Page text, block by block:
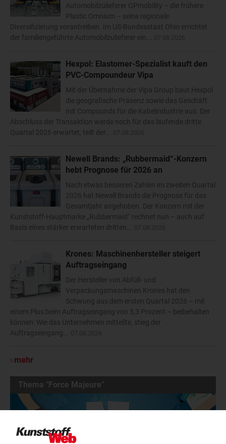
Automobilzulieferer OPmobility – die frühere
Plastic Omnium – seine regionale
Diversifizierung vorantreiben. Im US-Bundesstaat Ohio errichtet
der familiengeführte Automobilzulieferer ein...
Hexpol: Elastomer-Spezialist kauft den
PVC-Compoundeur Vipa
Mit der Übernahme der Vipa Group baut Hexpol
die geografische Präsenz sowie das Geschäft
mit Compounds für die Kabelindustrie aus. Der
Abschluss der Transaktion werde noch für das laufende dritte
Quartal 2026 erwartet, teilt der...
Newell Brands: „Rubbermaid“-Konzern
hebt Prognose für 2026 an
Nach etwas besseren Zahlen im zweiten Quartal
2026 hat Newell Brands die Prognose für das
Gesamtjahr angehoben. Der Konzern mit der
Kunststoff-Hauptmarke „Rubbermaid“ rechnet nun – auch auf
Basis eines stärker erwarteten dritten...
Krones: Maschinenhersteller steigert
Auftragseingang
Der Hersteller von Abfüll- und
Verpackungsmaschinen Krones hat den
Schwung aus dem ersten Quartal 2026 – mit
einem Plus beim Auftragseingang von 5,3 Prozent – beibehalten
können: Wie das Unternehmen mitteilte, stieg der
Auftragseingang...
mehr
Thema "Force Majeure"